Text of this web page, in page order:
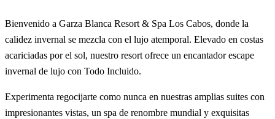
Bienvenido a Garza Blanca Resort & Spa Los Cabos, donde la
calidez invernal se mezcla con el lujo atemporal. Elevado en costas
acariciadas por el sol, nuestro resort ofrece un encantador escape
invernal de lujo con Todo Incluido.
Experimenta regocijarte como nunca en nuestras amplias suites con
impresionantes vistas, un spa de renombre mundial y exquisitas